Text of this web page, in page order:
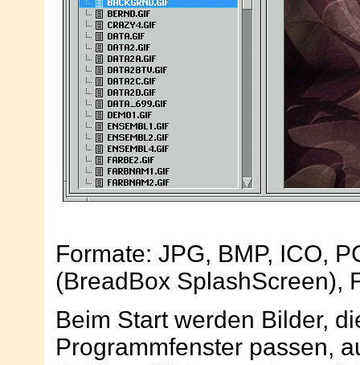
Formate: JPG, BMP, ICO,
(BreadBox SplashScreen),
Beim Start werden Bilder,
Programmfenster passen,